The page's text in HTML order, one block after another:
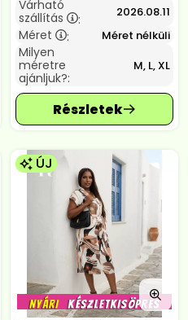
Várható
szállítás
: 2026.08.11
Méret : Méret nélküli
Milyen
méretre
ajánljuk?:
M, L, XL
ÚJ